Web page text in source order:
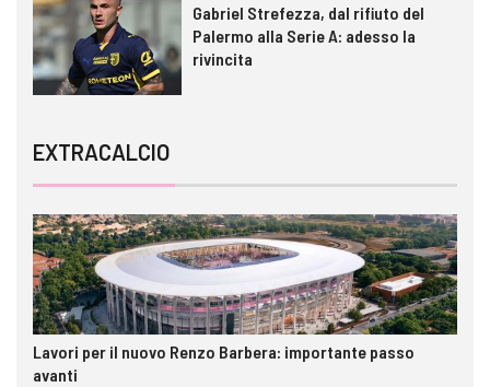
Gabriel Strefezza, dal rifiuto del
Palermo alla Serie A: adesso la
rivincita
EXTRACALCIO
Lavori per il nuovo Renzo Barbera: importante passo
avanti